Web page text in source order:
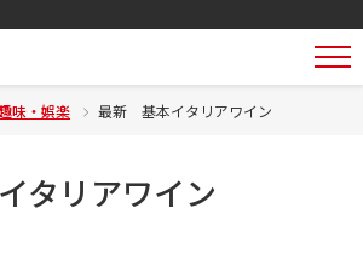
味・娯楽 最新 基本イタリアワイン
タリアワイン